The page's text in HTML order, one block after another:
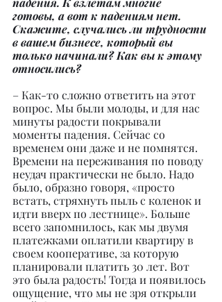
готовы, а вот к падениям нет.
Скажите, случались ли трудности
в вашем бизнесе, который вы
только начинали? Как вы к этому
относились?
– Как-то сложно ответить на этот
вопрос. Мы были молоды, и для нас
минуты радости покрывали
моменты падения. Сейчас со
временем они даже и не помнятся.
Времени на переживания по поводу
неудач практически не было. Надо
было, образно говоря, «просто
встать, стряхнуть пыль с коленок и
идти вверх по лестнице». Больше
всего запомнилось, как мы двумя
платежками оплатили квартиру в
своем кооперативе, за которую
планировали платить 30 лет. Вот
это была радость! Тогда и появилось
ощущение, что мы не зря открыли